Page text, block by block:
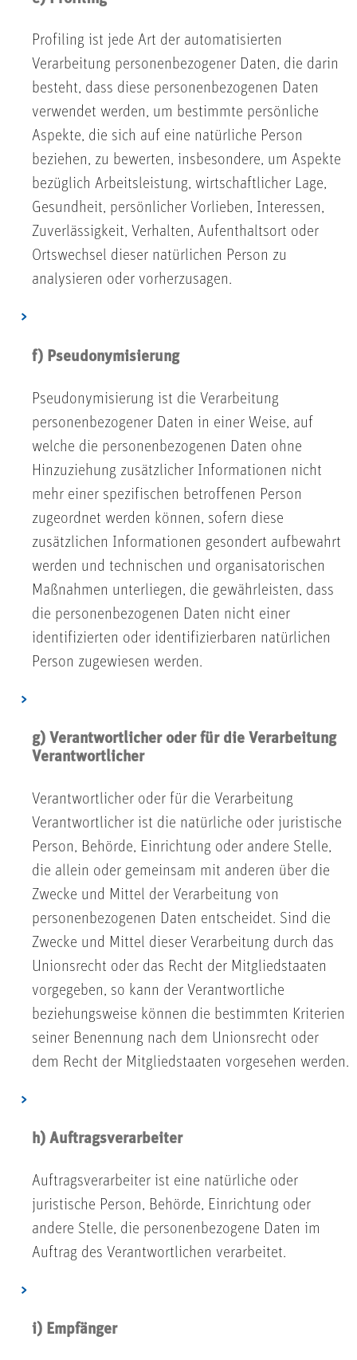
Profiling ist jede Art der automatisierten
Verarbeitung personenbezogener Daten, die darin
besteht, dass diese personenbezogenen Daten
verwendet werden, um bestimmte persönliche
Aspekte, die sich auf eine natürliche Person
beziehen, zu bewerten, insbesondere, um Aspekte
bezüglich Arbeitsleistung, wirtschaftlicher Lage,
Gesundheit, persönlicher Vorlieben, Interessen,
Zuverlässigkeit, Verhalten, Aufenthaltsort oder
Ortswechsel dieser natürlichen Person zu
analysieren oder vorherzusagen.
f) Pseudonymisierung
Pseudonymisierung ist die Verarbeitung
personenbezogener Daten in einer Weise, auf
welche die personenbezogenen Daten ohne
Hinzuziehung zusätzlicher Informationen nicht
mehr einer spezifischen betroffenen Person
zugeordnet werden können, sofern diese
zusätzlichen Informationen gesondert aufbewahrt
werden und technischen und organisatorischen
Maßnahmen unterliegen, die gewährleisten, dass
die personenbezogenen Daten nicht einer
identifizierten oder identifizierbaren natürlichen
Person zugewiesen werden.
g) Verantwortlicher oder für die Verarbeitung
Verantwortlicher
Verantwortlicher oder für die Verarbeitung
Verantwortlicher ist die natürliche oder juristische
Person, Behörde, Einrichtung oder andere Stelle,
die allein oder gemeinsam mit anderen über die
Zwecke und Mittel der Verarbeitung von
personenbezogenen Daten entscheidet. Sind die
Zwecke und Mittel dieser Verarbeitung durch das
Unionsrecht oder das Recht der Mitgliedstaaten
vorgegeben, so kann der Verantwortliche
beziehungsweise können die bestimmten Kriterien
seiner Benennung nach dem Unionsrecht oder
dem Recht der Mitgliedstaaten vorgesehen werden.
h) Auftragsverarbeiter
Auftragsverarbeiter ist eine natürliche oder
juristische Person, Behörde, Einrichtung oder
andere Stelle, die personenbezogene Daten im
Auftrag des Verantwortlichen verarbeitet.
i) Empfänger